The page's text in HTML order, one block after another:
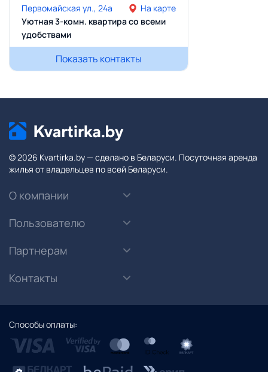
Первомайская ул., 24а
На карте
Уютная 3-комн. квартира со всеми
удобствами
Показать контакты
© 2026 Kvartirka.by — сделано в Беларуси. Посуточная аренда
жилья от владельцев по всей Беларуси.
О компании
Пользователю
Партнерам
Контакты
Способы оплаты: